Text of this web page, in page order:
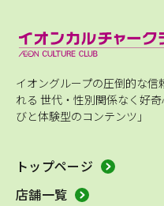
イオングループの圧倒的な
れる 世代・性別関係なく好
びと体験型のコンテンツ」
トップページ
店舗一覧